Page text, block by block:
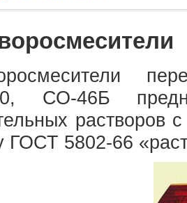
СО-46Б
растворов
ГОСТ 5802-66